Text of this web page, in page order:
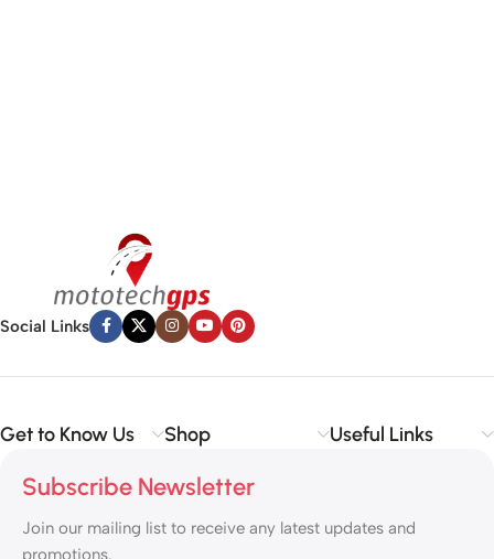
Social Links
Get to Know Us Shop Useful Links
Subscribe Newsletter
Join our mailing list to receive any latest updates and
promotions.